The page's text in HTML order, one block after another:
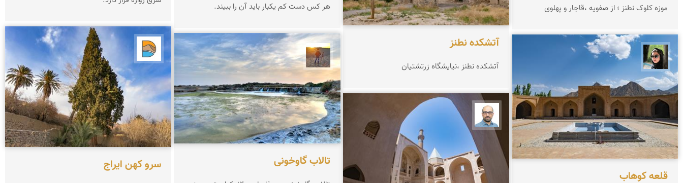
موزه کلوک نطنز ؛ از صفویه ،قاجار و پهلوی
سپیده اصلان
قلعه كوهاب
آتشکده نطنز
آتشکده نطنز ،نیایشگاه زرتشتيان
بابک ارجمندی
هر کس دست کم یکبار باید آن را ببیند.
مهدی مخلصیان
تالاب گاوخونی سرو کهن ایراج